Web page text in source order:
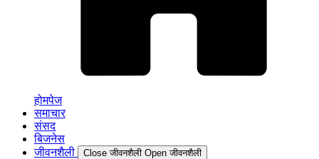
होमपेज
समाचार
संसद
बिजनेस
जीवनशैली
Close जीवनशैली Open जीवनशैली